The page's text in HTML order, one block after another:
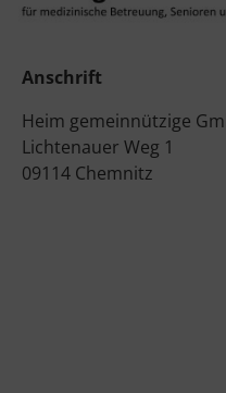
Anschrift
Heim gemeinnützige
Lichtenauer Weg 1
09114 Chemnitz